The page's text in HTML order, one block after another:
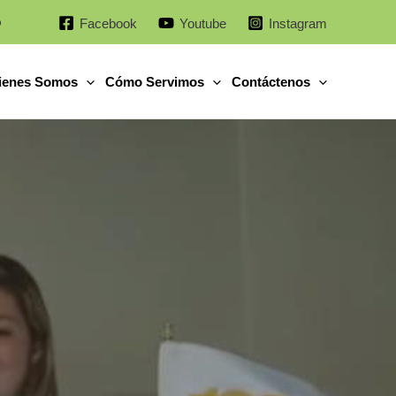
Facebook Youtube Instagram
Somos Cómo Servimos Contáctenos